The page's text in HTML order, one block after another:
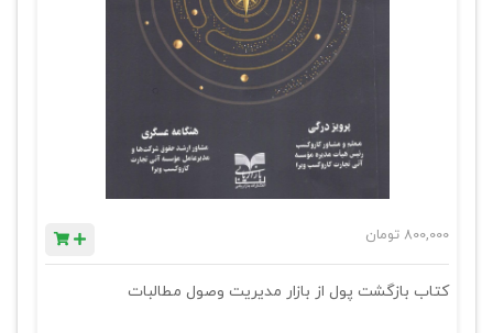
800,000 تومان
کتاب بازگشت پول از بازار مدیریت وصول مطالبات